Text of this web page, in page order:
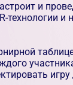
и
технологии и